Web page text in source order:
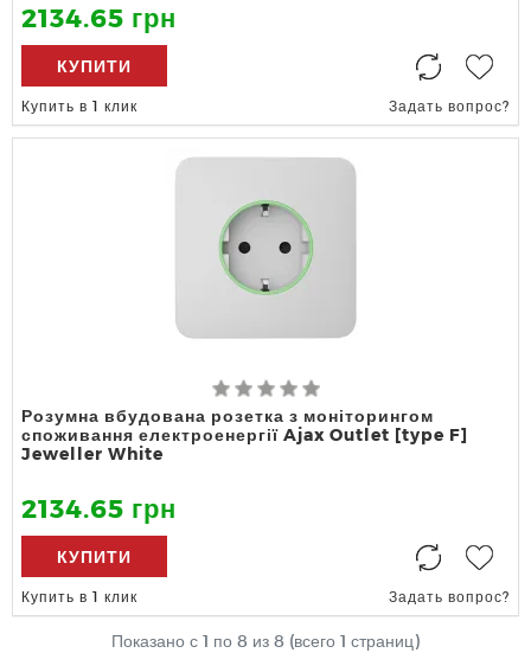
2134.65 грн
КУПИТИ
Купить в 1 клик Задать вопрос?
Розумна вбудована розетка з моніторингом
споживання електроенергії Ajax Outlet [type F]
Jeweller White
2134.65 грн
КУПИТИ
Купить в 1 клик Задать вопрос?
Показано с 1 по 8 из 8 (всего 1 страниц)